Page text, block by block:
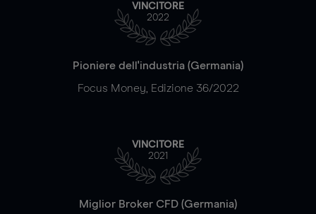
VINCITORE
2022
Pioniere dell'industria (Germania)
Focus Money, Edizione 36/2022
VINCITORE
2021
Miglior Broker CFD (Germania)